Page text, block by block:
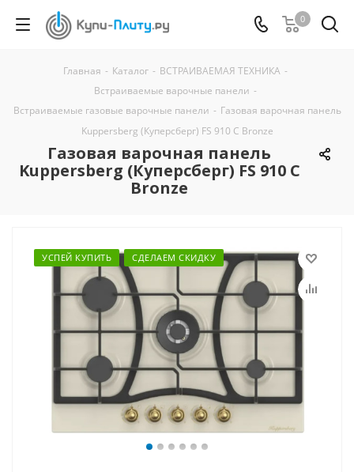
0
Главная - Каталог - ВСТРАИВАЕМАЯ ТЕХНИКА -
Встраиваемые варочные панели -
Встраиваемые газовые варочные панели - Газовая варочная панель
Kuppersberg (Куперсберг) FS 910 C Bronze
Газовая варочная панель
Kuppersberg (Куперсберг) FS 910 C
Bronze
УСПЕЙ КУПИТЬ СДЕЛАЕМ СКИДКУ